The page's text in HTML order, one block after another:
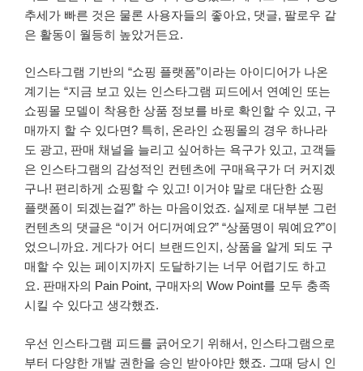
추세가 빠른 것은 물론 사용자들의 좋아요, 댓글, 팔로우 같
은 활동이 월등히 높았거든요.
인스타그램 기반의 “쇼핑 플랫폼”이라는 아이디어가 나온
계기는 “지금 보고 있는 인스타그램 피드에서 연예인 또는
쇼핑몰 모델이 착용한 상품 정보를 바로 확인할 수 있고, 구
매까지 할 수 있다면? 특히, 온라인 쇼핑몰의 경우 하나라
도 광고, 판매 채널을 늘리고 싶어하는 욕구가 있고, 고객들
은 인스타그램의 감성적인 컨텐츠에 구매욕구가 더 커지겠
구나! 편리하게 쇼핑할 수 있고! 이거야 말로 대단한 쇼핑
플랫폼이 되겠는걸?” 하는 마음이었죠. 실제로 대부분 그런
컨텐츠의 댓글은 “이거 어디꺼예요?” “상품명이 뭐예요?”이
었으니까요. 게다가 어디 브랜드인지, 상품을 알게 되도 구
매할 수 있는 페이지까지 도달하기는 너무 어렵기도 하고
요. 판매자의 Pain Point, 구매자의 Wow Point를 모두 충족
시킬 수 있다고 생각했죠.
우선 인스타그램 피드를 긁어오기 위해서, 인스타그램으로
부터 다양한 개발 권한을 승인 받아야만 했죠. 그때 당시 인